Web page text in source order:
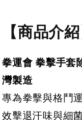
擊手套 除臭
拳運會 格鬥
用 擊退汗味
灣製造 酵素
解
【商品介紹
拳運會 拳擊手套
灣製造
專為拳擊與格鬥
效擊退汗味與細